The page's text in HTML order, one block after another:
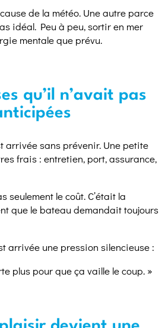
de la météo. Une autre parce
idéal. Peu à peu, sortir en mer
mentale que prévu.
qu’il n’avait pas
arrivée sans prévenir. Une petite
frais : entretien, port, assurance,
seulement le coût. C’était la
que le bateau demandait toujours
arrivée une pression silencieuse :
plus pour que ça vaille le coup. »